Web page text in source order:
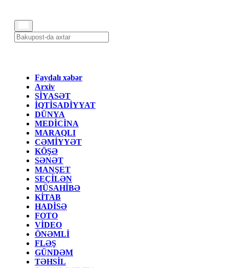
Faydalı xəbər
Arxiv
SİYASƏT
İQTİSADİYYAT
DÜNYA
MEDİCİNA
MARAQLI
CƏMİYYƏT
KÖŞƏ
SƏNƏT
MANŞET
SEÇİLƏN
MÜSAHİBƏ
KİTAB
HADİSƏ
FOTO
VİDEO
ÖNƏMLİ
FLƏŞ
GÜNDƏM
TƏHSİL